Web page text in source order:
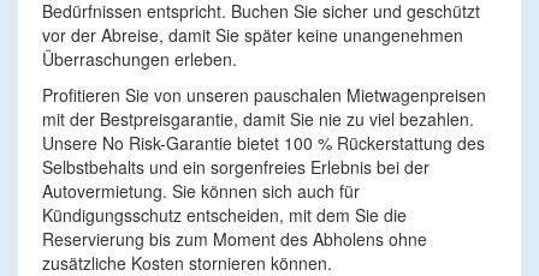
Bedürfnissen entspricht. Buchen Sie sicher und geschützt
vor der Abreise, damit Sie später keine unangenehmen
Überraschungen erleben.
Profitieren Sie von unseren pauschalen Mietwagenpreisen
mit der Bestpreisgarantie, damit Sie nie zu viel bezahlen.
Unsere No Risk-Garantie bietet 100 % Rückerstattung des
Selbstbehalts und ein sorgenfreies Erlebnis bei der
Autovermietung. Sie können sich auch für
Kündigungsschutz entscheiden, mit dem Sie die
Reservierung bis zum Moment des Abholens ohne
zusätzliche Kosten stornieren können.